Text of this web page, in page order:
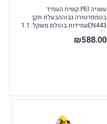
עשויה PEI קשיח העמיד
בטמפרטורה גבוההבעלת תקן
EN443עמידות בהולם משקל: 1.1
ק"...
₪588.00